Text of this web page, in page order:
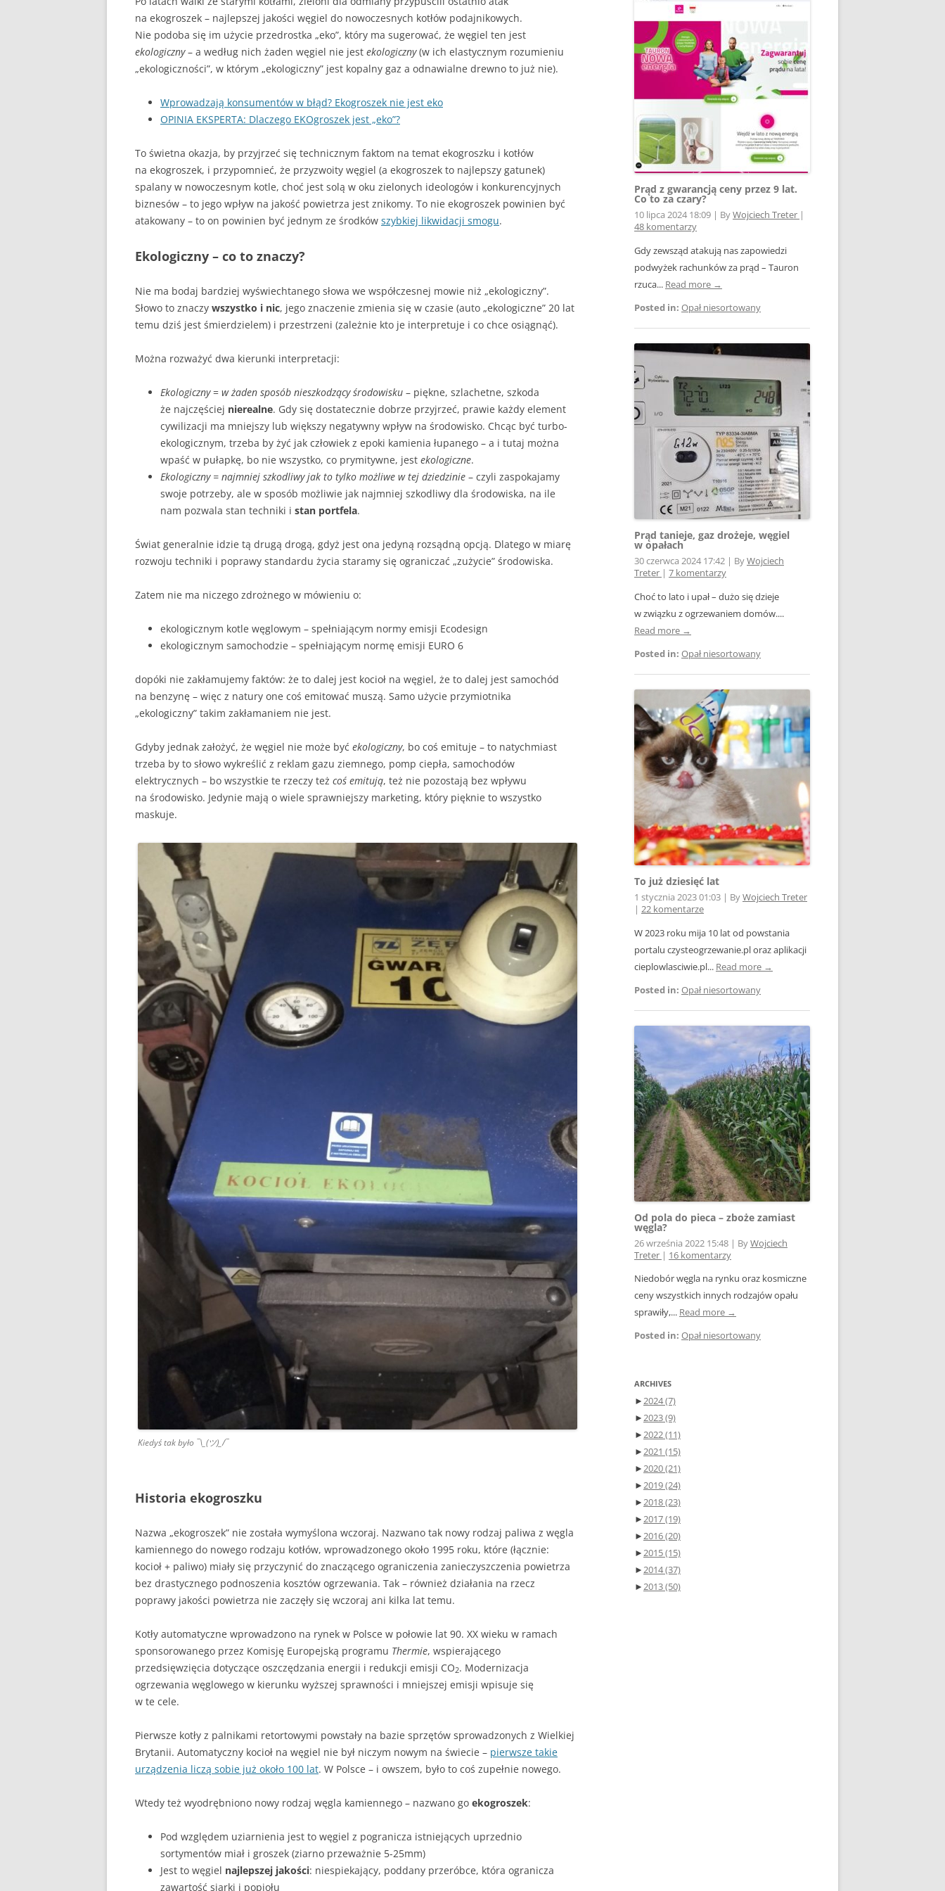
DLACZEGO PIEC KOPCI
ZRĘBKA DRZEWNA
GDY BIEDA NIE POZWALA SIĘ
OGRZAĆ
JAK PALIĆ W KOTLE DOLNEGO
SPALANIA
na ekogroszek – najlepszej jakości węgiel do nowoczesnych kotłów podajnikowych.
Nie podoba się im użycie przedrostka „eko”, który ma sugerować, że węgiel ten jest
ekologiczny– a według nich żaden węgiel nie jest ekologiczny(w ich elastycznym rozumieniu
„ekologiczności”, w którym „ekologiczny” jest kopalny gaz a odnawialne drewno to już nie).
Wprowadzają konsumentów w błąd? Ekogroszek nie jest eko
OPINIA EKSPERTA: Dlaczego EKOgroszek jest „eko”?
To świetna okazja, by przyjrzeć się technicznym faktom na temat ekogroszku i kotłów
na ekogroszek, i przypomnieć, że przyzwoity węgiel (a ekogroszek to najlepszy gatunek)
spalany w nowoczesnym kotle, choć jest solą w oku zielonych ideologów i konkurencyjnych
biznesów – to jego wpływ na jakość powietrza jest znikomy. To nie ekogroszek powinien być
atakowany – to on powinien być jednym ze środków szybkiej likwidacji smogu.
Ekologiczny – co to znaczy?
Nie ma bodaj bardziej wyświechtanego słowa we współczesnej mowie niż „ekologiczny”.
Słowo to znaczy wszystko i nic, jego znaczenie zmienia się w czasie (auto „ekologiczne” 20 lat
temu dziś jest śmierdzielem) i przestrzeni (zależnie kto je interpretuje i co chce osiągnąć).
Można rozważyć dwa kierunki interpretacji:
Ekologiczny= w żaden sposób nieszkodzący środowisku – piękne, szlachetne, szkoda
że najczęściej nierealne. Gdy się dostatecznie dobrze przyjrzeć, prawie każdy element
cywilizacji ma mniejszy lub większy negatywny wpływ na środowisko. Chcąc być turbo-
ekologicznym, trzeba by żyć jak człowiek z epoki kamienia łupanego – a i tutaj można
wpaść w pułapkę, bo nie wszystko, co prymitywne, jest ekologiczne.
Ekologiczny = najmniej szkodliwy jak to tylko możliwe w tej dziedzinie – czyli zaspokajamy
swoje potrzeby, ale w sposób możliwie jak najmniej szkodliwy dla środowiska, na ile
nam pozwala stan techniki i stan portfela.
Świat generalnie idzie tą drugą drogą, gdyż jest ona jedyną rozsądną opcją. Dlatego w miarę
rozwoju techniki i poprawy standardu życia staramy się ograniczać „zużycie” środowiska.
Zatem nie ma niczego zdrożnego w mówieniu o:
ekologicznym kotle węglowym – spełniającym normy emisji Ecodesign
ekologicznym samochodzie – spełniającym normę emisji EURO 6
dopóki nie zakłamujemy faktów: że to dalej jest kocioł na węgiel, że to dalej jest samochód
na benzynę – więc z natury one coś emitować muszą. Samo użycie przymiotnika
„ekologiczny” takim zakłamaniem nie jest.
Gdyby jednak założyć, że węgiel nie może być ekologiczny, bo coś emituje – to natychmiast
trzeba by to słowo wykreślić z reklam gazu ziemnego, pomp ciepła, samochodów
elektrycznych – bo wszystkie te rzeczy też coś emitują, też nie pozostają bez wpływu
na środowisko. Jedynie mają o wiele sprawniejszy marketing, który pięknie to wszystko
maskuje.
Kiedyś tak było ¯\_(ツ)_/¯
Historia ekogroszku
Nazwa „ekogroszek” nie została wymyślona wczoraj. Nazwano tak nowy rodzaj paliwa z węgla
kamiennego do nowego rodzaju kotłów, wprowadzonego około 1995 roku, które (łącznie:
kocioł + paliwo) miały się przyczynić do znaczącego ograniczenia zanieczyszczenia powietrza
bez drastycznego podnoszenia kosztów ogrzewania. Tak – również działania na rzecz
poprawy jakości powietrza nie zaczęły się wczoraj ani kilka lat temu.
Kotły automatyczne wprowadzono na rynek w Polsce w połowie lat 90. XX wieku w ramach
sponsorowanego przez Komisję Europejską programu Thermie, wspierającego
przedsięwzięcia dotyczące oszczędzania energii i redukcji emisji CO2. Modernizacja
ogrzewania węglowego w kierunku wyższej sprawności i mniejszej emisji wpisuje się
w te cele.
Pierwsze kotły z palnikami retortowymi powstały na bazie sprzętów sprowadzonych z Wielkiej
Brytanii. Automatyczny kocioł na węgiel nie był niczym nowym na świecie – pierwsze takie
urządzenia liczą sobie już około 100 lat. W Polsce – i owszem, było to coś zupełnie nowego.
Wtedy też wyodrębniono nowy rodzaj węgla kamiennego – nazwano go ekogroszek:
Pod względem uziarnienia jest to węgiel z pogranicza istniejących uprzednio
sortymentów miał i groszek (ziarno przeważnie 5-25mm)
Jest to węgiel najlepszej jakości: niespiekający, poddany przeróbce, która ogranicza
zawartość siarki i popiołu
Prąd z gwarancją ceny przez 9 lat.
Co to za czary?
10 lipca 2024 18:09 | ByWojciech Treter |
48 komentarzy
Gdy zewsząd atakują nas zapowiedzi
podwyżek rachunków za prąd – Tauron
rzuca... Read more →
Posted in: Opał niesortowany
Prąd tanieje, gaz drożeje, węgiel
w opałach
30 czerwca 2024 17:42 | ByWojciech
Treter | 7 komentarzy
Choć to lato i upał – dużo się dzieje
w związku z ogrzewaniem domów....
Read more →
Posted in: Opał niesortowany
To już dziesięć lat
1 stycznia 2023 01:03 | ByWojciech Treter
| 22 komentarze
W 2023 roku mija 10 lat od powstania
portalu czysteogrzewanie.pl oraz aplikacji
cieplowlasciwie.pl... Read more →
Posted in: Opał niesortowany
Od pola do pieca – zboże zamiast
węgla?
26 września 2022 15:48 | ByWojciech
Treter | 16 komentarzy
Niedobór węgla na rynku oraz kosmiczne
ceny wszystkich innych rodzajów opału
sprawiły,... Read more →
Posted in: Opał niesortowany
ARCHIVES
►2024(7)
►2023(9)
►2022(11)
►2021 (15)
►2020(21)
►2019(24)
►2018(23)
►2017(19)
►2016(20)
►2015(15)
►2014(37)
►2013(50)